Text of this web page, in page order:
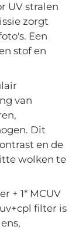
UV stralen
zorgt
Een
stof en
van
Dit
en de
wolken te
+ 1* MCUV
filter is